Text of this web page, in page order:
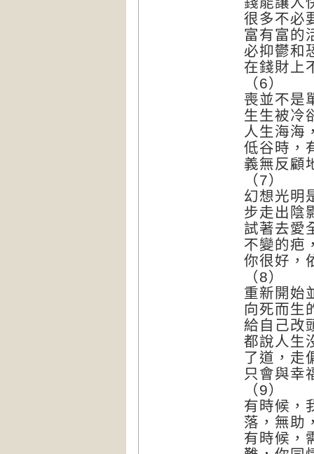
很多不必
富有富的
必抑鬱和
在錢財上
（6）
喪並不是
生生被冷
人生海海
低谷時，
義無反顧
（7）
幻想光明
步走出陰
試著去愛
不變的疤
你很好，
（8）
重新開始
向死而生
給自己改
都說人生
了道，走
只會與幸
（9）
有時候，
落，無助
有時候，